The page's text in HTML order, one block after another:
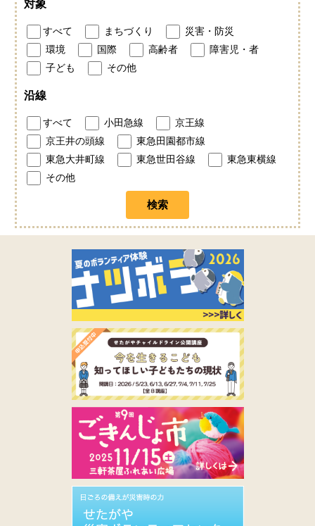
対象
すべて まちづくり
災害・防災
環境
国際 高齢者
障害児・者
子ども
その他
沿線
すべて 小田急線
京王線
京王井の頭線
東急田園都市線
東急大井町線
東急世田谷線
東急東横線
その他